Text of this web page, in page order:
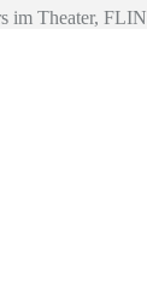
im Theater,